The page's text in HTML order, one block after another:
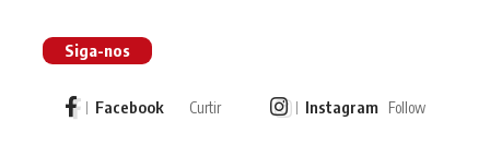
Siga-nos
Facebook Curtir Instagram Follow